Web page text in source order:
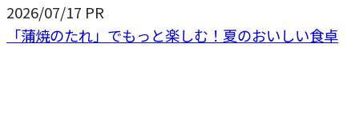
2026/07/17 PR
「蒲焼のたれ」でもっと楽しむ！夏のおいしい食卓